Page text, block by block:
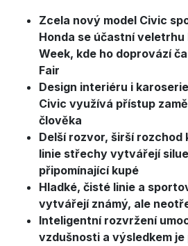
Zcela nový model Civic
Honda se účastní veletrhu
Week, kde ho doprovází
Fair
Design interiéru i
Civic využívá přístup
člověka
Delší rozvor, širší rozchod
linie střechy vytvářejí
připomínající kupé
Hladké, čisté linie a
vytvářejí známý, ale
Inteligentní rozvržení
vzdušnosti a výsledkem